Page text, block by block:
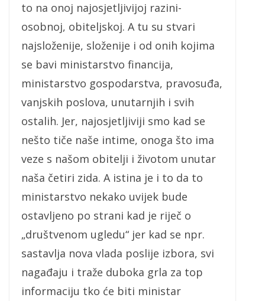
to na onoj najosjetljivijoj razini-
osobnoj, obiteljskoj. A tu su stvari
najsloženije, složenije i od onih kojima
se bavi ministarstvo financija,
ministarstvo gospodarstva, pravosuđa,
vanjskih poslova, unutarnjih i svih
ostalih. Jer, najosjetljiviji smo kad se
nešto tiče naše intime, onoga što ima
veze s našom obitelji i životom unutar
naša četiri zida. A istina je i to da to
ministarstvo nekako uvijek bude
ostavljeno po strani kad je riječ o
„društvenom ugledu“ jer kad se npr.
sastavlja nova vlada poslije izbora, svi
nagađaju i traže duboka grla za top
informaciju tko će biti ministar